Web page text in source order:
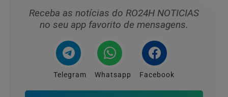
Receba as notícias do RO24H NOTICIAS
no seu app favorito de mensagens.
Telegram Whatsapp Facebook